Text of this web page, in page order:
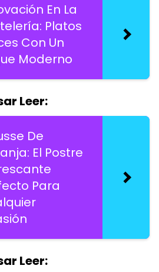
En La
Platos
Con Un
Moderno
Leer:
De
El Postre
Para
Leer: